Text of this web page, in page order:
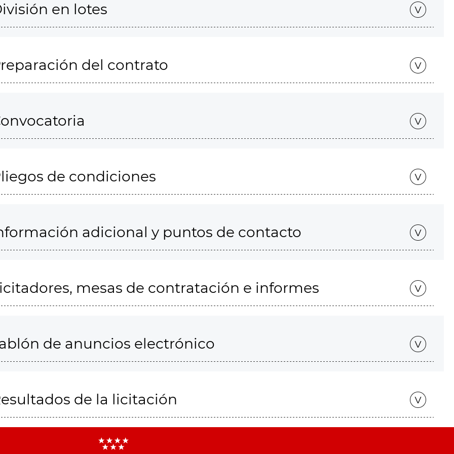
en lotes
del contrato
de condiciones
adicional y puntos de contacto
mesas de contratación e informes
de anuncios electrónico
de la licitación